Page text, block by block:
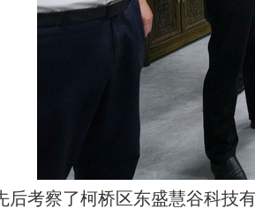
后考察了柯桥区东盛慧谷科技